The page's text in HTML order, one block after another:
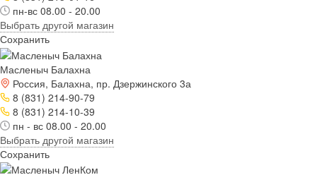
пн-вс 08.00 - 20.00
Выбрать другой магазин
Сохранить
Масленыч Балахна
Россия, Балахна, пр. Дзержинского 3а
8 (831) 214-90-79
8 (831) 214-10-39
пн - вс 08.00 - 20.00
Выбрать другой магазин
Сохранить